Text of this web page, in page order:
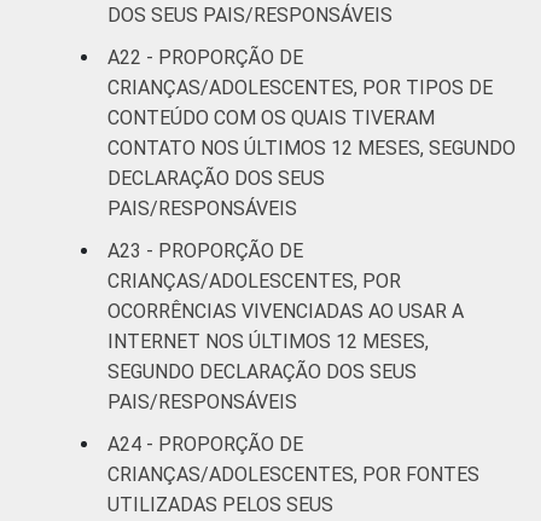
DOS SEUS PAIS/RESPONSÁVEIS
A22 - PROPORÇÃO DE
CRIANÇAS/ADOLESCENTES, POR TIPOS DE
CONTEÚDO COM OS QUAIS TIVERAM
CONTATO NOS ÚLTIMOS 12 MESES, SEGUNDO
DECLARAÇÃO DOS SEUS
PAIS/RESPONSÁVEIS
A23 - PROPORÇÃO DE
CRIANÇAS/ADOLESCENTES, POR
OCORRÊNCIAS VIVENCIADAS AO USAR A
INTERNET NOS ÚLTIMOS 12 MESES,
SEGUNDO DECLARAÇÃO DOS SEUS
PAIS/RESPONSÁVEIS
A24 - PROPORÇÃO DE
CRIANÇAS/ADOLESCENTES, POR FONTES
UTILIZADAS PELOS SEUS